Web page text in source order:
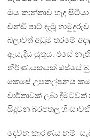
ඔය කාන්තාව හැද
චන්ඩි පාට් දැමූ
බලාවත් අඩුම තරමේ
ඇයැදිය යුතුය. එසේ
නිර්ණායකයක් ඔස්සේ
කෙසේ උපකල්පනය
වාර්තාවක් ලබා
සිදුවන බරපතල
දෙවන කාරණය නම්